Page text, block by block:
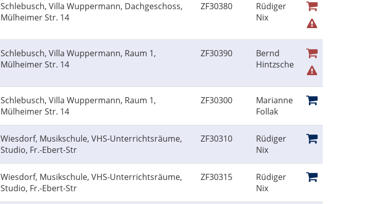
Schlebusch, Villa Wuppermann, Dachgeschoss,
Mülheimer Str. 14
ZF30380
Rüdiger
Nix
Schlebusch, Villa Wuppermann, Raum 1,
Mülheimer Str. 14
ZF30390
Bernd
Hintzsche
Schlebusch, Villa Wuppermann, Raum 1,
Mülheimer Str. 14
ZF30300
Marianne
Follak
Wiesdorf, Musikschule, VHS-Unterrichtsräume,
Studio, Fr.-Ebert-Str
ZF30310
Rüdiger
Nix
Wiesdorf, Musikschule, VHS-Unterrichtsräume,
Studio, Fr.-Ebert-Str
ZF30315
Rüdiger
Nix